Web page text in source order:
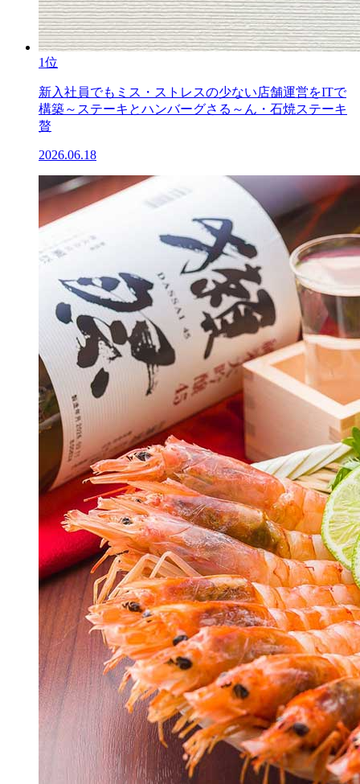
1位
新入社員でもミス・ストレスの少ない店舗運営をITで
構築～ステーキとハンバーグさる～ん・石焼ステーキ
贅
2026.06.18